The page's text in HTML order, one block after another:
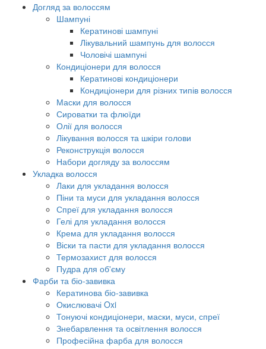
Догляд за волоссям
Шампуні
Кератинові шампуні
Лікувальний шампунь для волосся
Чоловічі шампуні
Кондиціонери для волосся
Кератинові кондиціонери
Кондиціонери для різних типів волосся
Маски для волосся
Сироватки та флюїди
Олії для волосся
Лікування волосся та шкіри голови
Реконструкція волосся
Набори догляду за волоссям
Укладка волосся
Лаки для укладання волосся
Піни та муси для укладання волосся
Спреї для укладання волосся
Гелі для укладання волосся
Крема для укладання волосся
Віски та пасти для укладання волосся
Термозахист для волосся
Пудра для об'єму
Фарби та біо-завивка
Кератинова біо-завивка
Окислювачі Oxi
Тонуючі кондиціонери, маски, муси, спреї
Знебарвлення та освітлення волосся
Професійна фарба для волосся